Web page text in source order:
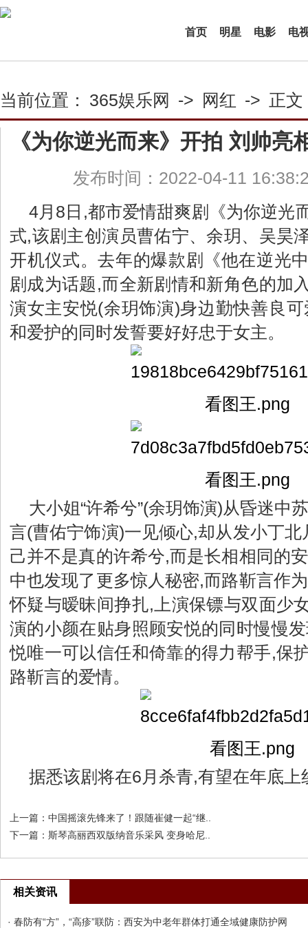
首页 明星 电影 电
当前位置： 365娱乐网 -> 网红 -> 正文
《为你逆光而来》开拍 刘帅亮
发布时间：2022-04-11
4月8日,都市爱情甜爽剧《为你逆光
式,该剧主创演员曹佑宁、余玥、吴昊
开机仪式。去年的爆款剧《他在逆光
剧成为话题,而全新剧情和新角色的加
演女主安悦(余玥饰演)身边勤快善良
和爱护的同时发誓要好好忠于女主。
大小姐“许希兮”(余玥饰演)从昏迷中
言(曹佑宁饰演)一见倾心,却从发小丁
己并不是真的许希兮,而是长相相同的
中也发现了更多惊人秘密,而路靳言作
怀疑与暧昧间挣扎,上演保镖与双面少
演的小颜在贴身照顾安悦的同时慢慢
悦唯一可以信任和倚靠的得力帮手,保
路靳言的爱情。
据悉该剧将在6月杀青,有望在年底上
上一篇： 中国摇滚先锋来了！跟随崔健一起“继..
下一篇： 斯琴高丽西双版纳音乐采风 变身哈尼..
相关资讯
· 春防有“方”，“高疹”联防：西安为中老年群体打通全域健康防护网